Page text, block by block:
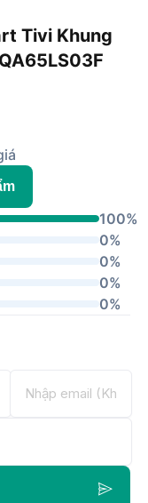
Tivi Khung
100%
0%
0%
0%
0%